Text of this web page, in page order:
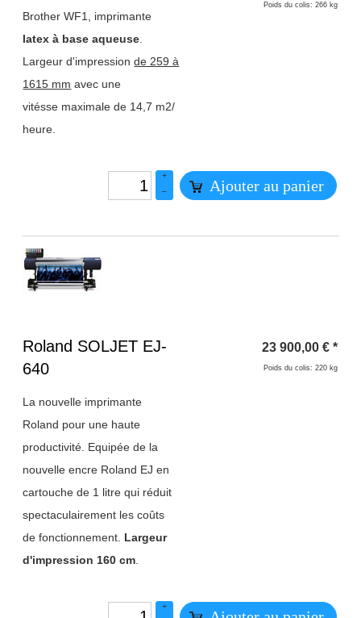
Brother WF1, imprimante
latex à base aqueuse
Largeur d'impressionde 259 à
1615 mm avec une
vitésse maximale de 14,7 m2/
heure.
Poids du colis: 266 kg
+
–
Ajouter au panier
Titre 1
Roland SOLJET EJ-
640
La nouvelle imprimante
Roland pour une haute
productivité. Equipée de la
nouvelle encre Roland EJ en
cartouche de 1 litre qui réduit
spectaculairement les coûts
de fonctionnement. Largeur
d'impression 160 cm
23 900,00 € *
Poids du colis: 220 kg
+